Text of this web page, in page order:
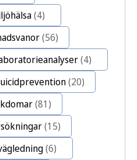
(4)
(56)
(4)
(20)
(81)
(15)
(6)